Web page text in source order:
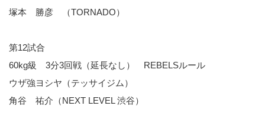
塚本 勝彦 （TORNADO）
第12試合
60kg級 3分3回戦（延長なし） REBELSルール
ウザ強ヨシヤ（テッサイジム）
角谷 祐介（NEXT LEVEL 渋谷）